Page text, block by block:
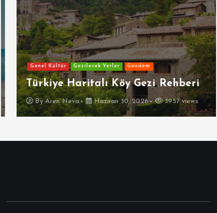
Genel Kültür Gezilecek Yerler Gündem
Türkiye Haritalı Köy Gezi Rehberi
ByAren Neva Haziran 30, 2026 3957 views